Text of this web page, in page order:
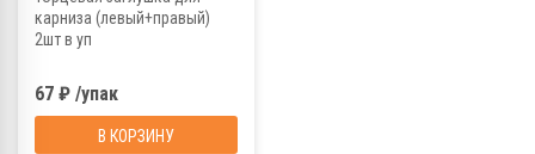
карниза (левый+правый)
2шт в уп
67 ₽ /упак
В КОРЗИНУ